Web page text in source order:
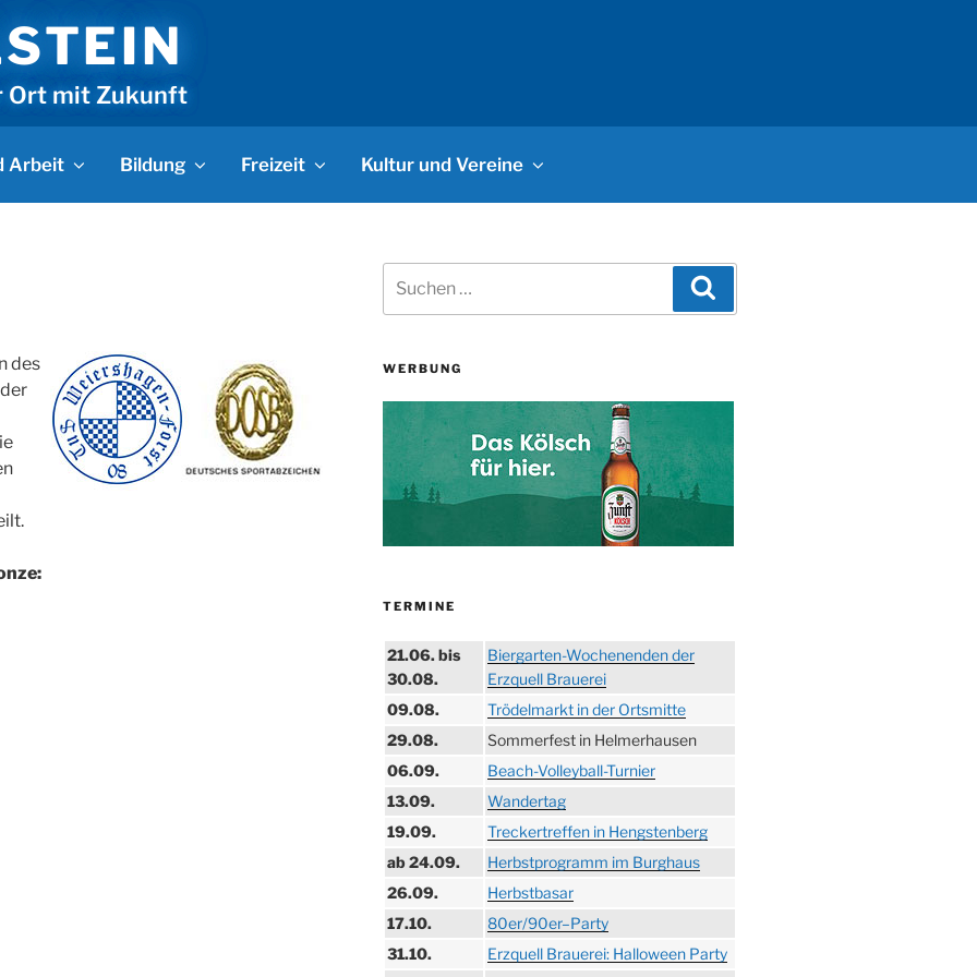
Ort mit Zukunft
Arbeit Bildung Freizeit Kultur und Vereine
des
nach:
WERBUNG
TERMINE
21.06. bis
30.08.
Biergarten-Wochenenden der
Erzquell Brauerei
09.08.
Trödelmarkt in der Ortsmitte
29.08.
Sommerfest in Helmerhausen
06.09.
Beach-Volleyball-Turnier
13.09.
Wandertag
19.09.
Treckertreffen in Hengstenberg
ab 24.09.
Herbstprogramm im Burghaus
26.09.
Herbstbasar
17.10.
80er/90er–Party
31.10.
Erzquell Brauerei: Halloween Party